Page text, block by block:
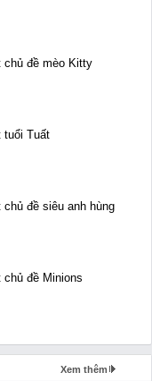
chủ đề mèo Kitty
tuổi Tuất
đề siêu anh hùng
đề Minions
Xem thêm